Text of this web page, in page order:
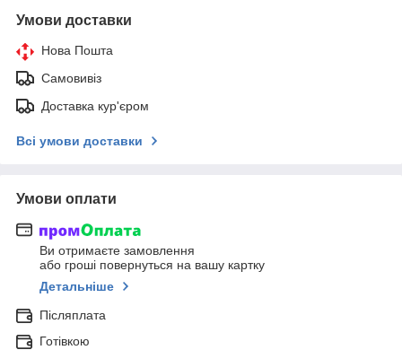
Умови доставки
Нова Пошта
Самовивіз
Доставка кур'єром
Всі умови доставки
Умови оплати
Ви отримаєте замовлення
або гроші повернуться на вашу картку
Детальніше
Післяплата
Готівкою